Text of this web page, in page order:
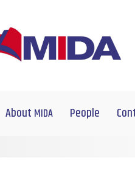
About MIDA People